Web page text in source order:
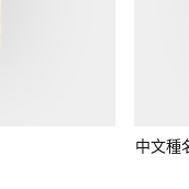
中文種